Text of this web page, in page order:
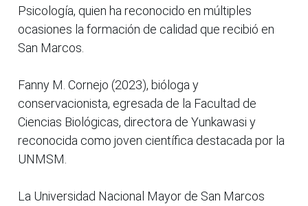
Psicología, quien ha reconocido en múltiples
ocasiones la formación de calidad que recibió en
San Marcos.
Fanny M. Cornejo (2023), bióloga y
conservacionista, egresada de la Facultad de
Ciencias Biológicas, directora de Yunkawasi y
reconocida como joven científica destacada por la
UNMSM.
La Universidad Nacional Mayor de San Marcos